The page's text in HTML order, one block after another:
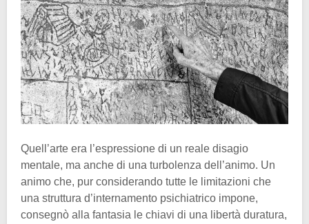
Quell’arte era l’espressione di un reale disagio
mentale, ma anche di una turbolenza dell’animo. Un
animo che, pur considerando tutte le limitazioni che
una struttura d’internamento psichiatrico impone,
consegnò alla fantasia le chiavi di una libertà duratura,